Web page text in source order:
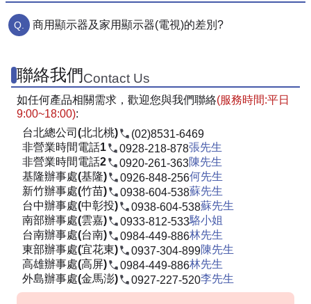
商用顯示器及家用顯示器(電視)的差別?
聯絡我們Contact Us
如任何產品相關需求，歡迎您與我們聯絡(服務時間:平日
9:00~18:00):
台北總公司(北北桃)
(02)8531-6469
非營業時間電話1
0928-218-878張先生
非營業時間電話2
0920-261-363陳先生
基隆辦事處(基隆)
0926-848-256何先生
新竹辦事處(竹苗)
0938-604-538蘇先生
台中辦事處(中彰投)
0938-604-538蘇先生
南部辦事處(雲嘉)
0933-812-533駱小姐
台南辦事處(台南)
0984-449-886林先生
東部辦事處(宜花東)
0937-304-899陳先生
高雄辦事處(高屏)
0984-449-886林先生
外島辦事處(金馬澎)
0927-227-520李先生